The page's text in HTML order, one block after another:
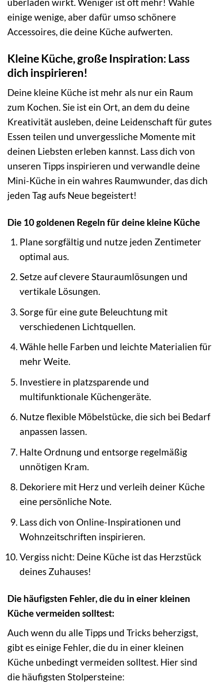
einige wenige, aber dafür umso schönere
Accessoires, die deine Küche aufwerten.
Kleine Küche, große Inspiration: Lass
dich inspirieren!
Deine kleine Küche ist mehr als nur ein Raum
zum Kochen. Sie ist ein Ort, an dem du deine
Kreativität ausleben, deine Leidenschaft für gutes
Essen teilen und unvergessliche Momente mit
deinen Liebsten erleben kannst. Lass dich von
unseren Tipps inspirieren und verwandle deine
Mini-Küche in ein wahres Raumwunder, das dich
jeden Tag aufs Neue begeistert!
Die 10 goldenen Regeln für deine kleine Küche
Plane sorgfältig und nutze jeden Zentimeter
optimal aus.
Setze auf clevere Stauraumlösungen und
vertikale Lösungen.
Sorge für eine gute Beleuchtung mit
verschiedenen Lichtquellen.
Wähle helle Farben und leichte Materialien für
mehr Weite.
Investiere in platzsparende und
multifunktionale Küchengeräte.
Nutze flexible Möbelstücke, die sich bei Bedarf
anpassen lassen.
Halte Ordnung und entsorge regelmäßig
unnötigen Kram.
Dekoriere mit Herz und verleih deiner Küche
eine persönliche Note.
Lass dich von Online-Inspirationen und
Wohnzeitschriften inspirieren.
Vergiss nicht: Deine Küche ist das Herzstück
deines Zuhauses!
Die häufigsten Fehler, die du in einer kleinen
Küche vermeiden solltest:
Auch wenn du alle Tipps und Tricks beherzigst,
gibt es einige Fehler, die du in einer kleinen
Küche unbedingt vermeiden solltest. Hier sind
die häufigsten Stolpersteine: